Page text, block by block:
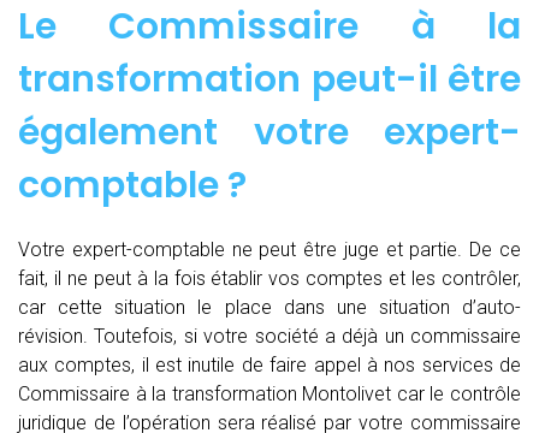
Le Commissaire à la
transformation peut-il être
également votre expert-
comptable ?
Votre expert-comptable ne peut être juge et partie. De ce
fait, il ne peut à la fois établir vos comptes et les contrôler,
car cette situation le place dans une situation d’auto-
révision. Toutefois, si votre société a déjà un commissaire
aux comptes, il est inutile de faire appel à nos services de
Commissaire à la transformation Montolivet car le contrôle
juridique de l’opération sera réalisé par votre commissaire